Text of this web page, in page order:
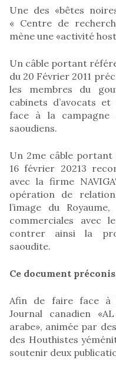
Une des «bêtes
« Centre de
mène une «activité
Un câble portant
du 20 Février 2011
les membres du
cabinets d’avocats
face à la campagne
saoudiens.
Un 2me câble portant
16 février 20213
avec la firme
opération de
l’image du
commerciales avec
contrer ainsi la
saoudite.
Ce document
Afin de faire face à
Journal canadien
arabe», animée par
des Houthistes
soutenir deux